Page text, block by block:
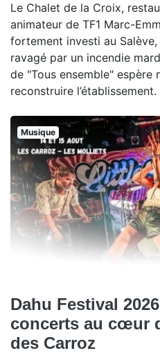
Le Chalet de la Croix,
animateur de TF1 Marc-
fortement investi au
ravagé par un incendie
de "Tous ensemble"
reconstruire l’établissement.
Musique
Dahu Festival
concerts au cœur
des Carroz